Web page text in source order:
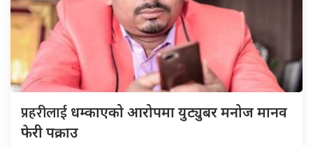
प्रहरीलाई धम्काएको आरोपमा युट्युबर मनोज मानव
फेरी पक्राउ